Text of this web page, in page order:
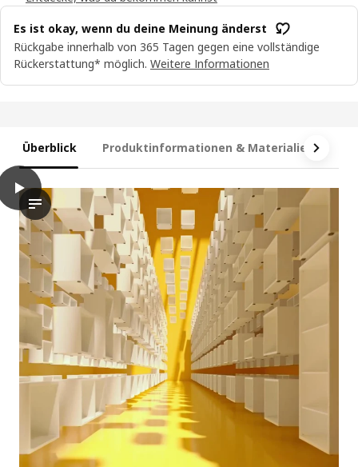
Es ist okay, wenn du deine Meinung änderst
Rückgabe innerhalb von 365 Tagen gegen eine vollständige
Rückerstattung* möglich. Weitere Informationen
Überblick Produktinformationen & Materialien
play
Das Video zeigt ein Produkt namens BESTÅ, das als
BESTÅ Korpus, weiß, 120x40x38 cm